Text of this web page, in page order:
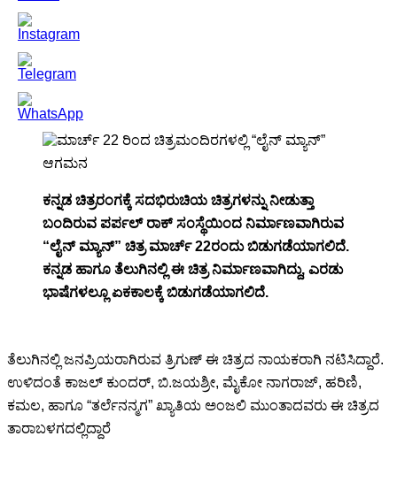
ಕನ್ನಡ ಚಿತ್ರರಂಗಕ್ಕೆ ಸದಭಿರುಚಿಯ ಚಿತ್ರಗಳನ್ನು ನೀಡುತ್ತಾ
ಬಂದಿರುವ ಪರ್ಪಲ್ ರಾಕ್ ಸಂಸ್ಥೆಯಿಂದ ನಿರ್ಮಾಣವಾಗಿರುವ
“ಲೈನ್ ಮ್ಯಾನ್” ಚಿತ್ರ ಮಾರ್ಚ್ 22ರಂದು ಬಿಡುಗಡೆಯಾಗಲಿದೆ.
ಕನ್ನಡ ಹಾಗೂ ತೆಲುಗಿನಲ್ಲಿ ಈ ಚಿತ್ರ ನಿರ್ಮಾಣವಾಗಿದ್ದು, ಎರಡು
ಭಾಷೆಗಳಲ್ಲೂ ಏಕಕಾಲಕ್ಕೆ ಬಿಡುಗಡೆಯಾಗಲಿದೆ.
ತೆಲುಗಿನಲ್ಲಿ ಜನಪ್ರಿಯರಾಗಿರುವ ತ್ರಿಗುಣ್ ಈ ಚಿತ್ರದ ನಾಯಕರಾಗಿ ನಟಿಸಿದ್ದಾರೆ.
ಉಳಿದಂತೆ ಕಾಜಲ್ ಕುಂದರ್, ಬಿ.ಜಯಶ್ರೀ, ಮೈಕೋ ನಾಗರಾಜ್, ಹರಿಣಿ,
ಕಮಲ, ಹಾಗೂ “ತರ್ಲೆನನ್ಮಗ” ಖ್ಯಾತಿಯ ಅಂಜಲಿ ಮುಂತಾದವರು ಈ ಚಿತ್ರದ
ತಾರಾಬಳಗದಲ್ಲಿದ್ದಾರೆ